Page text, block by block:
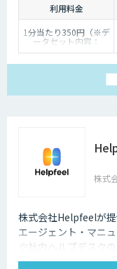
利用料金
1分当たり350円（※デ
ータセット内容：
wav/txt/eaf）
株式
株式会社Helpfeelが
エージェント・マニ
や社内ヘルプデスク
テムです。特許技術